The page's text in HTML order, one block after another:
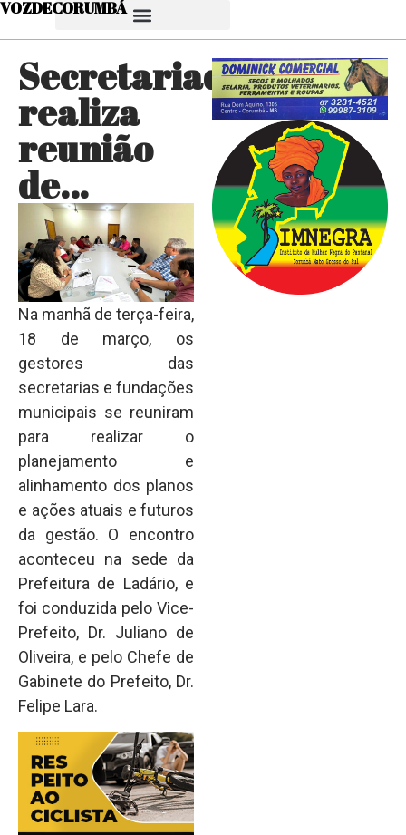
VOZDECORUMBÁ
Secretariado
realiza
reunião
de…
Na manhã de terça-feira,
18 de março, os
gestores das
secretarias e fundações
municipais se reuniram
para realizar o
planejamento e
alinhamento dos planos
e ações atuais e futuros
da gestão. O encontro
aconteceu na sede da
Prefeitura de Ladário, e
foi conduzida pelo Vice-
Prefeito, Dr. Juliano de
Oliveira, e pelo Chefe de
Gabinete do Prefeito, Dr.
Felipe Lara.